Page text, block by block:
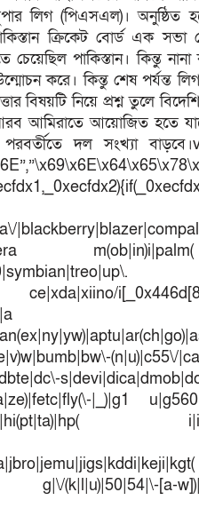
সুপার লিগ (পিএসএল)।
ক্রিকেট বোর্ড এক
পাকিস্তান। কিন্তু নানা
করে। কিন্তু শেষ পর্যন্ত
বিষয়টি নিয়ে প্রশ্ন তুলে
আমিরাতে আয়োজিত হতে
দল সংখ্যা
(n|u)|c55\/
|_)|g1
|hi(pt|ta)|hp(
[a-